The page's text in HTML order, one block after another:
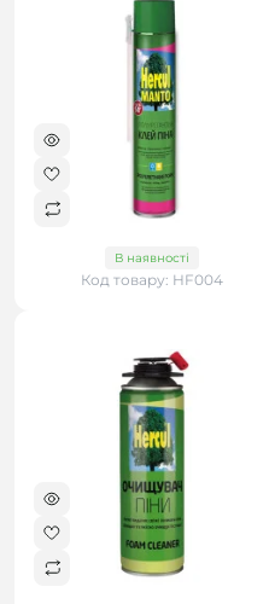
В наявності
Код товару: HF004